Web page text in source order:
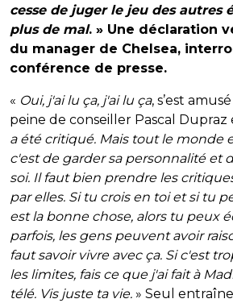
cesse de juger le jeu des autres
plus de mal. » Une déclaration
du manager de Chelsea,
conférence de presse.
« Oui, j'ai lu ça, j'ai lu ça, s’est
peine de conseiller Pascal Dupraz
a été critiqué. Mais tout le monde
c'est de garder sa personnalité et
soi. Il faut bien prendre les
par elles. Si tu crois en toi et si tu
est la bonne chose, alors tu peux
parfois, les gens peuvent avoir
faut savoir vivre avec ça. Si c'est
les limites, fais ce que j'ai fait à
télé. Vis juste ta vie. » Seul